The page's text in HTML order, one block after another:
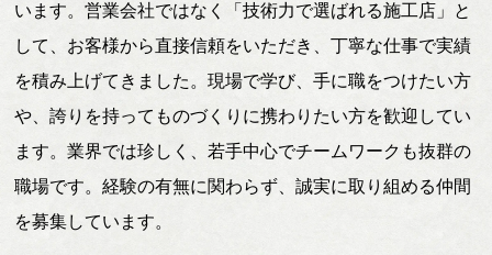
います。営業会社ではなく「技術力で選ばれる施工店」と
して、お客様から直接信頼をいただき、丁寧な仕事で実績
を積み上げてきました。現場で学び、手に職をつけたい方
や、誇りを持ってものづくりに携わりたい方を歓迎してい
ます。業界では珍しく、若手中心でチームワークも抜群の
職場です。経験の有無に関わらず、誠実に取り組める仲間
を募集しています。